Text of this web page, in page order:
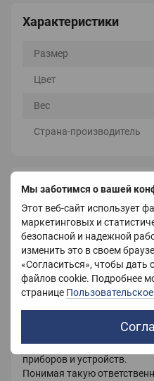
Мы заботимся о вашей
Этот веб-сайт использует
маркетинговых и
безопасной и надежной
изменить это в своем
«Согласиться», чтобы дать
файлов cookie. Подробнее
странице
Характеристики
Размер
Цвет
Вес
Страна-производитель
Описание
Электропростыни
Украины больше 10 лет.
Они себя
качественный товар за
Электрическая простынь
в применении и имеет
Применяется для обогрева
года или по потребности.
Безопасность —
приборов и устройств.
Понимая такую